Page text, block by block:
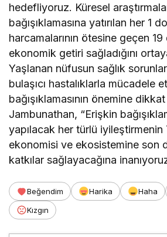
hedefliyoruz. Küresel
bağışıklamasına yatırılan her 1
harcamalarının ötesine geçen 19
ekonomik getiri sağladığını
Yaşlanan nüfusun sağlık
bulaşıcı hastalıklarla mücadele
bağışıklamasının önemine
Jambunathan, “Erişkin
yapılacak her türlü iyileştirmenin
ekonomisi ve ekosistemine son
katkılar sağlayacağına
Beğendim Harika Haha
Kızgın